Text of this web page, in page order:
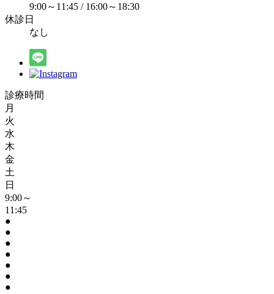
9:00～11:45 / 16:00～18:30
休診日
なし
診療時間
月
火
水
木
金
土
日
9:00～
11:45
●
●
●
●
●
●
●